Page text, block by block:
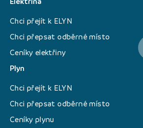
Chci přejít k ELYN
Chci přepsat odběrné místo
Ceníky elektřiny
Plyn
Chci přejít k ELYN
Chci přepsat odběrné místo
Ceníky plynu